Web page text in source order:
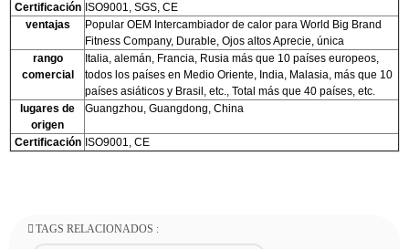
Certificación ISO9001, SGS, CE
ventajas
Popular OEM Intercambiador de calor para World Big Brand
Fitness Company, Durable, Ojos altos Aprecie, única
rango
comercial
Italia, alemán, Francia, Rusia más que 10 países europeos,
todos los países en Medio Oriente, India, Malasia, más que 10
países asiáticos y Brasil, etc., Total más que 40 países, etc.
lugares de
origen
Guangzhou, Guangdong, China
Certificación ISO9001, CE
TAGS RELACIONADOS :